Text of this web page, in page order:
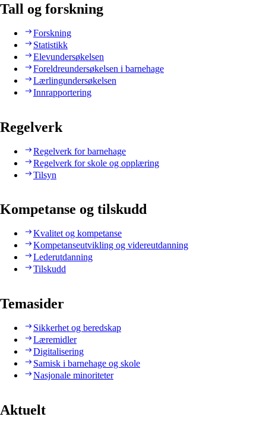
Tall og forskning
Forskning
Statistikk
Elevundersøkelsen
Foreldreundersøkelsen i barnehage
Lærlingundersøkelsen
Innrapportering
Regelverk
Regelverk for barnehage
Regelverk for skole og opplæring
Tilsyn
Kompetanse og tilskudd
Kvalitet og kompetanse
Kompetanseutvikling og videreutdanning
Lederutdanning
Tilskudd
Temasider
Sikkerhet og beredskap
Læremidler
Digitalisering
Samisk i barnehage og skole
Nasjonale minoriteter
Aktuelt